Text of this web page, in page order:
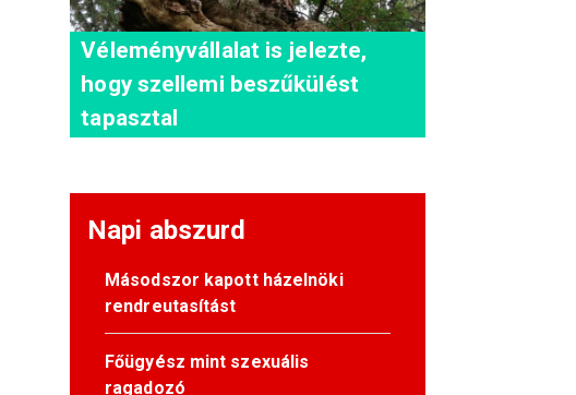
Véleményvállalat is jelezte,
hogy szellemi beszűkülést
tapasztal
Napi abszurd
Másodszor kapott házelnöki
rendreutasítást
Főügyész mint szexuális
ragadozó